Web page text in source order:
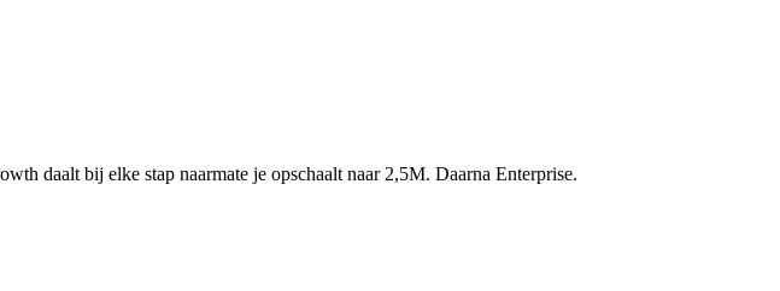
daalt bij elke stap naarmate je opschaalt naar 2,5M. Daarna Enterprise.